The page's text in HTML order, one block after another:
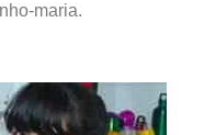
maria.